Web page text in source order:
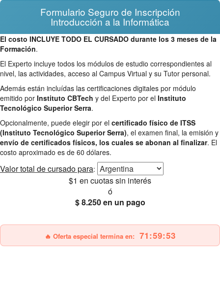
Formulario Seguro de Inscripción
Introducción a la Informática
El costo INCLUYE TODO EL CURSADO durante los 3 meses de la
Formación.
El Experto incluye todos los módulos de estudio correspondientes al
nivel, las actividades, acceso al Campus Virtual y su Tutor personal.
Además están incluídas las certificaciones digitales por módulo
emitido por Instituto CBTech y del Experto por el Instituto
Tecnológico Superior Serra.
Opcionalmente, puede elegir por el certificado físico de ITSS
(Instituto Tecnológico Superior Serra), el examen final, la emisión y
envío de certificados físicos, los cuales se abonan al finalizar. El
costo aproximado es de 60 dólares.
Valor total de cursado para:
$1 en cuotas sin interés
ó
$ 8.250en un pago
🔥 Oferta especial termina en: 71:59:51